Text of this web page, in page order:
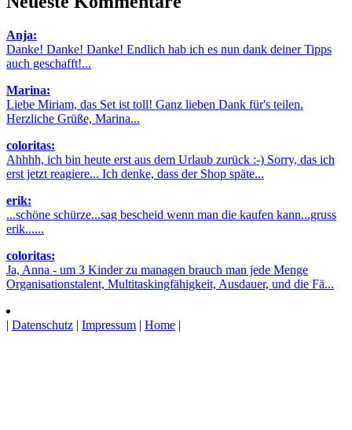
Anja:
Danke! Danke! Danke! Endlich hab ich es nun dank deiner Tipps
auch geschafft!...
Marina:
Liebe Miriam, das Set ist toll! Ganz lieben Dank für's teilen.
Herzliche Grüße, Marina...
coloritas:
Ahhhh, ich bin heute erst aus dem Urlaub zurück :-) Sorry, das ich
erst jetzt reagiere... Ich denke, dass der Shop späte...
erik:
...schöne schürze...sag bescheid wenn man die kaufen kann...gruss
erik......
coloritas:
Ja, Anna - um 3 Kinder zu managen brauch man jede Menge
Organisationstalent, Multitaskingfähigkeit, Ausdauer, und die Fä...
| Datenschutz | Impressum | Home |